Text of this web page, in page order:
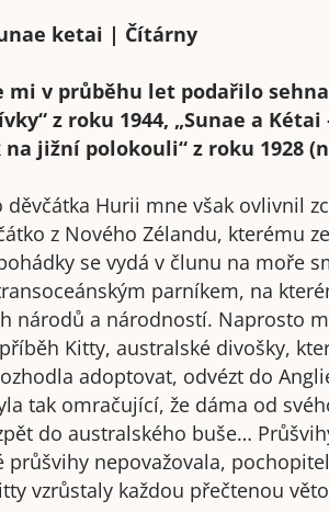
mi v průběhu let podařilo
z roku 1944, „Sunae a
na jižní polokouli“ z roku 1928
Hurii mne však ovlivnil
z Nového Zélandu, kterému
se vydá v člunu na moře
parníkem, na
národů a národností. Naprosto
Kitty, australské divošky,
adoptovat, odvézt do
tak omračující, že dáma od
do australského buše…
průšvihy nepovažovala,
vzrůstaly každou přečtenou